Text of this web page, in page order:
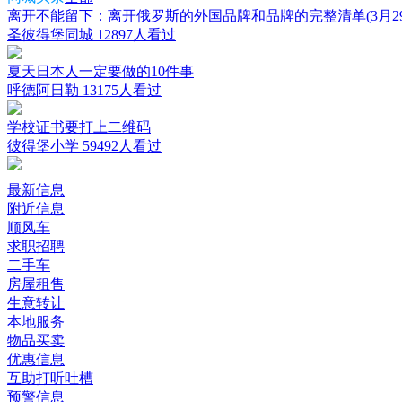
离开不能留下：离开俄罗斯的外国品牌和品牌的完整清单(3月
圣彼得堡同城 12897人看过
夏天日本人一定要做的10件事
呼德阿日勒 13175人看过
学校证书要打上二维码
彼得堡小学 59492人看过
最新信息
附近信息
顺风车
求职招聘
二手车
房屋租售
生意转让
本地服务
物品买卖
优惠信息
互助打听吐槽
预警信息